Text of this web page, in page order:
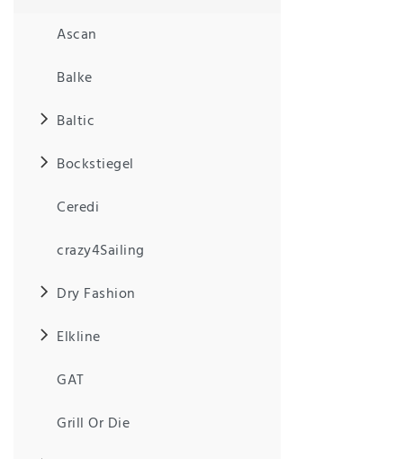
Ascan
Balke
Baltic
Bockstiegel
Ceredi
crazy4Sailing
Dry Fashion
Elkline
GAT
Grill Or Die
bestätige
ich, dass
Daten­
erklärung
habe.
Anf
rag